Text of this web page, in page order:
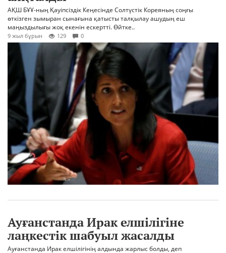
АҚШ БҰҰ-ның Қауіпсіздік Кеңесінде Солтүстік Кореяның соңғы
өткізген зымыран сынағына қатысты талқылау ашудың еш
маңыздылығы жоқ екенін ескертті. Өйтке..
9 жыл бұрын 129 0
Ауғанстанда Ирак елшілігіне
лаңкестік шабуыл жасалды
Ауғанстанда Ирак елшілігінің алдында жарлыс болды, деп